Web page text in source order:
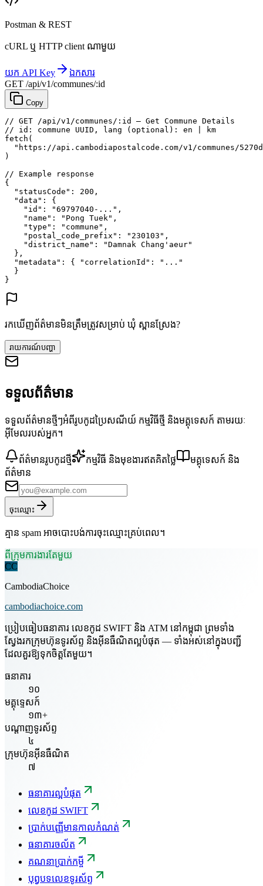
Postman & REST
cURL ឬ HTTP client ណាមួយ
យក API Key
ឯកសារ
GET /api/v1/communes/:id
Copy
// GET /api/v1/communes/:id — Get Commune Details
// id: commune UUID, lang (optional): en | km
fetch (
"https://api.cambodiapostalcode.com/v1/communes/
)
// Example response
{
"statusCode" : 200 ,
"data" : {
"id" : "69797040-..." ,
"name" : "Pong Tuek" ,
"type" : "commune" ,
"postal_code_prefix" : "230103" ,
"district_name" :
"Damnak Chang'aeur"
},
"metadata" : { "correlationId" :
"..."
}
}
រកឃើញព័ត៌មានមិនត្រឹមត្រូវសម្រាប់ ឃុំ ស្ពានស្រែង?
រាយការណ៍បញ្ហា
ទទួលព័ត៌មាន
ទទួលព័ត៌មានថ្មីៗអំពីរូបកូដប្រៃសណីយ៍ កម្មវិធីថ្មី និងមគ្គុទេសក៍ តាមរយៈ
អ៊ីមែលរបស់អ្នក។
ព័ត៌មានរូបកូដថ្មី កម្មវិធី និងមុខងារឥតគិតថ្លៃ
មគ្គុទេសក៍ និង
ព័ត៌មាន
ចុះឈ្មោះ
គ្មាន spam អាចបោះបង់ការចុះឈ្មោះគ្រប់ពេល។
ពីក្រុមការងារតែមួយ
CC
CambodiaChoice
cambodiachoice.com
ប្រៀបធៀបធនាគារ លេខកូដ SWIFT និង ATM នៅកម្ពុជា ព្រមទាំង
ស្វែងរកក្រុមហ៊ុនទូរស័ព្ទ និងអ៊ីនធឺណិតល្អបំផុត — ទាំងអស់នៅក្នុងបញ្ជី
ដែលគួរឱ្យទុកចិត្តតែមួយ។
ធនាគារ
១០
មគ្គុទ្ទេសក៍
១៣+
បណ្តាញទូរស័ព្ទ
៤
ក្រុមហ៊ុនអ៊ីនធឺណិត
៧
ធនាគារល្អបំផុត
លេខកូដ SWIFT
ប្រាក់បញ្ញើមានកាលកំណត់
ធនាគារចល័ត
គណនាប្រាក់កម្ចី
បុព្វបទលេខទូរស័ព្ទ